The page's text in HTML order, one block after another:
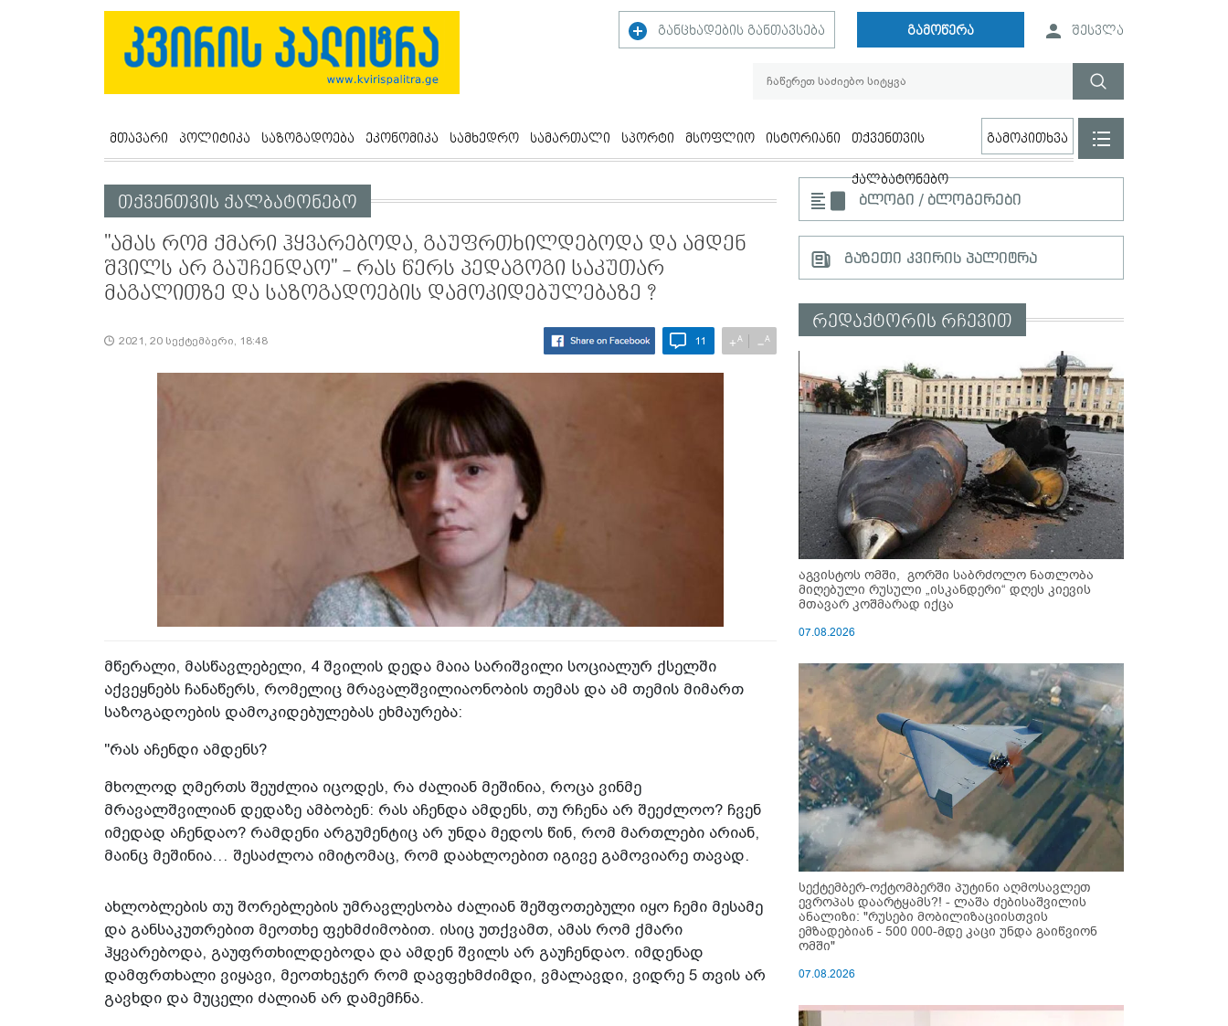
განცხადების განთავსება გამოწერა შესვლა
მთავარი პოლიტიკა საზოგადოება ეკონომიკა სამხედრო სამართალი სპორტი მსოფლიო ისტორიანი თქვენთვის
ქალბატონებო
გამოკითხვა
თქვენთვის ქალბატონებო
"ამას რომ ქმარი ჰყვარებოდა, გაუფრთხილდებოდა და ამდენ
შვილს არ გაუჩენდაო" - რას წერს პედაგოგი საკუთარ
მაგალითზე და საზოგადოების დამოკიდებულებაზე ?
2021, 20 სექტემბერი, 18:48 11 +A −A
მწერალი, მასწავლებელი, 4 შვილის დედა მაია სარიშვილი სოციალურ ქსელში
აქვეყნებს ჩანაწერს, რომელიც მრავალშვილიაონობის თემას და ამ თემის მიმართ
საზოგადოების დამოკიდებულებას ეხმაურება:
"რას აჩენდი ამდენს?
მხოლოდ ღმერთს შეუძლია იცოდეს, რა ძალიან მეშინია, როცა ვინმე
მრავალშვილიან დედაზე ამბობენ: რას აჩენდა ამდენს, თუ რჩენა არ შეეძლოო? ჩვენ
იმედად აჩენდაო? რამდენი არგუმენტიც არ უნდა მედოს წინ, რომ მართლები არიან,
მაინც მეშინია… შესაძლოა იმიტომაც, რომ დაახლოებით იგივე გამოვიარე თავად.
ახლობლების თუ შორებლების უმრავლესობა ძალიან შეშფოთებული იყო ჩემი მესამე
და განსაკუთრებით მეოთხე ფეხმძიმობით. ისიც უთქვამთ, ამას რომ ქმარი
ჰყვარებოდა, გაუფრთხილდებოდა და ამდენ შვილს არ გაუჩენდაო. იმდენად
დამფრთხალი ვიყავი, მეოთხეჯერ რომ დავფეხმძიმდი, ვმალავდი, ვიდრე 5 თვის არ
გავხდი და მუცელი ძალიან არ დამემჩნა.
ბლოგი / ბლოგერები
გაზეთი კვირის პალიტრა
რედაქტორის რჩევით
აგვისტოს ომში, გორში საბრძოლო ნათლობა
მიღებული რუსული „ისკანდერი“ დღეს კიევის
მთავარ კოშმარად იქცა
07.08.2026
სექტემბერ-ოქტომბერში პუტინი აღმოსავლეთ
ევროპას დაარტყამს?! - ლაშა ძებისაშვილის
ანალიზი: "რუსები მობი­ლიზაციისთვის
ემზადებიან - 500 000-მდე კაცი უნდა გაიწვიონ
ომში"
07.08.2026